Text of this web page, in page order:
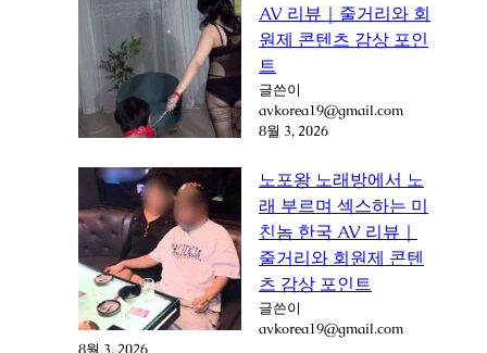
AV 리뷰｜줄거리와 회
원제 콘텐츠 감상 포인
트
글쓴이
avkorea19@gmail.com
8월 3, 2026
노포왕 노래방에서 노
래 부르며 섹스하는 미
친놈 한국 AV 리뷰｜
줄거리와 회원제 콘텐
츠 감상 포인트
글쓴이
avkorea19@gmail.com
8월 3, 2026